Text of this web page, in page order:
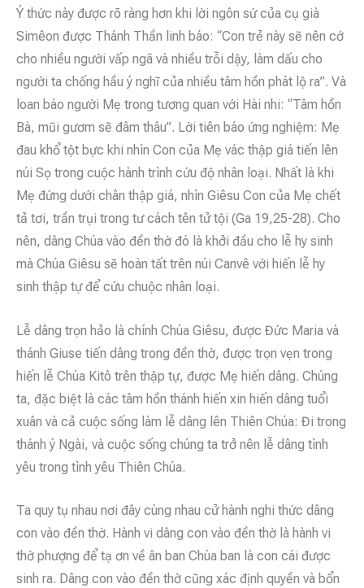
Ý thức này được rõ ràng hơn khi lời ngôn sứ của cụ già
Simêon được Thánh Thần linh báo: “Con trẻ này sẽ nên cớ
cho nhiều người vấp ngã và nhiều trỗi dậy, làm dấu cho
người ta chống hầu ý nghĩ của nhiều tâm hồn phát lộ ra”. Và
loan báo người Mẹ trong tương quan với Hài nhi: “Tâm hồn
Bà, mũi gươm sẽ đâm thâu”. Lời tiên báo ứng nghiệm: Mẹ
đau khổ tột bực khi nhìn Con của Mẹ vác thập giá tiến lên
núi Sọ trong cuộc hành trình cứu độ nhân loại. Nhất là khi
Mẹ đứng dưới chân thập giá, nhìn Giêsu Con của Mẹ chết
tả tơi, trần trụi trong tư cách tên tử tội (Ga 19,25-28). Cho
nên, dâng Chúa vào đền thờ đó là khởi đầu cho lễ hy sinh
mà Chúa Giêsu sẽ hoàn tất trên núi Canvê với hiến lễ hy
sinh thập tự để cứu chuộc nhân loại.
Lễ dâng trọn hảo là chính Chúa Giêsu, được Đức Maria và
thánh Giuse tiến dâng trong đền thờ, được trọn vẹn trong
hiến lễ Chúa Kitô trên thập tự, được Mẹ hiến dâng. Chúng
ta, đặc biệt là các tâm hồn thánh hiến xin hiến dâng tuổi
xuân và cả cuộc sống làm lễ dâng lên Thiên Chúa: Đi trong
thánh ý Ngài, và cuộc sống chúng ta trở nên lễ dâng tình
yêu trong tình yêu Thiên Chúa.
Ta quy tụ nhau nơi đây cùng nhau cử hành nghi thức dâng
con vào đền thờ. Hành vi dâng con vào đền thờ là hành vi
thờ phượng để tạ ơn về ân ban Chúa ban là con cái được
sinh ra. Dâng con vào đền thờ cũng xác định quyền và bổn